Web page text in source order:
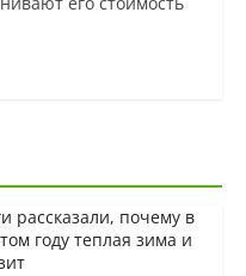
рассказали, почему в
году теплая зима и